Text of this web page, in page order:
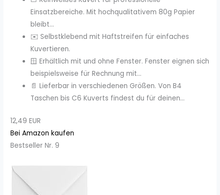
Einsatzbereiche. Mit hochqualitativem 80g Papier
bleibt...
✉️ Selbstklebend mit Haftstreifen für einfaches
Kuvertieren.
🪟 Erhältlich mit und ohne Fenster. Fenster eignen sich
beispielsweise für Rechnung mit...
📄 Lieferbar in verschiedenen Größen. Von B4
Taschen bis C6 Kuverts findest du für deinen...
12,49 EUR
Bei Amazon kaufen
Bestseller Nr. 9